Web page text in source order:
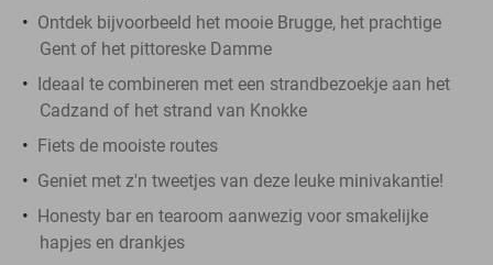
Ontdek bijvoorbeeld het mooie Brugge, het prachtige
Gent of het pittoreske Damme
Ideaal te combineren met een strandbezoekje aan het
Cadzand of het strand van Knokke
Fiets de mooiste routes
Geniet met z'n tweetjes van deze leuke minivakantie!
Honesty bar en tearoom aanwezig voor smakelijke
hapjes en drankjes